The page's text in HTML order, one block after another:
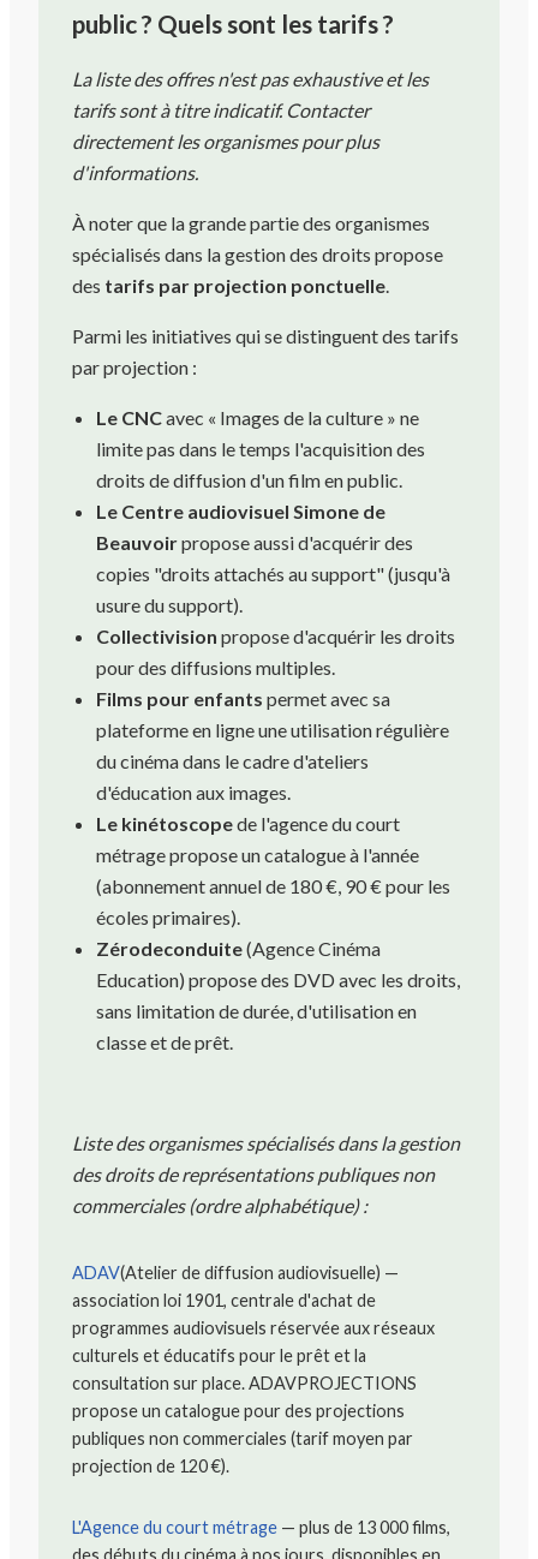
public ? Quels sont les tarifs ?
La liste des offres n'est pas exhaustive et les
tarifs sont à titre indicatif. Contacter
directement les organismes pour plus
d'informations.
À noter que la grande partie des organismes
spécialisés dans la gestion des droits propose
des tarifs par projection ponctuelle.
Parmi les initiatives qui se distinguent des tarifs
par projection :
Le CNCavec « Images de la culture » ne
limite pas dans le temps l'acquisition des
droits de diffusion d'un film en public.
Le Centre audiovisuel Simone de
Beauvoirpropose aussi d'acquérir des
copies "droits attachés au support" (jusqu'à
usure du support).
Collectivision propose d'acquérir les droits
pour des diffusions multiples.
Films pour enfants permet avec sa
plateforme en ligne une utilisation régulière
du cinéma dans le cadre d'ateliers
d'éducation aux images.
Le kinétoscopede l'agence du court
métrage propose un catalogue à l'année
(abonnement annuel de 180 €, 90 € pour les
écoles primaires).
Zérodeconduite(Agence Cinéma
Education) propose des DVD avec les droits,
sans limitation de durée, d'utilisation en
classe et de prêt.
Liste des organismes spécialisés dans la gestion
des droits de représentations publiques non
commerciales (ordre alphabétique) :
ADAV(Atelier de diffusion audiovisuelle) —
association loi 1901, centrale d'achat de
programmes audiovisuels réservée aux réseaux
culturels et éducatifs pour le prêt et la
consultation sur place. ADAVPROJECTIONS
propose un catalogue pour des projections
publiques non commerciales (tarif moyen par
projection de 120 €).
L'Agence du court métrage — plus de 13 000 films,